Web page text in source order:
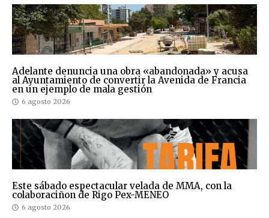
Adelante denuncia una obra «abandonada» y acusa
al Ayuntamiento de convertir la Avenida de Francia
en un ejemplo de mala gestión
6 agosto 2026
Este sábado espectacular velada de MMA, con la
colaboraciñon de Rigo Pex-MENEO
6 agosto 2026